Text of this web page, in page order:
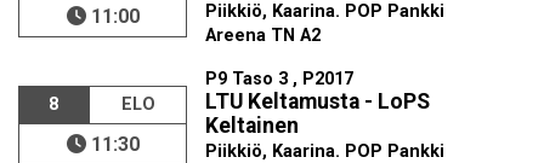
11:00
Piikkiö, Kaarina. POP Pankki
Areena TN A2
8 ELO
11:30
P9 Taso 3 , P2017
LTU Keltamusta - LoPS
Keltainen
Piikkiö, Kaarina. POP Pankki